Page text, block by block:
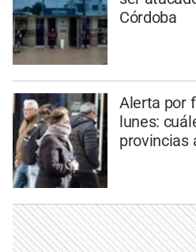
Córdoba
Alerta por
lunes:
provincias